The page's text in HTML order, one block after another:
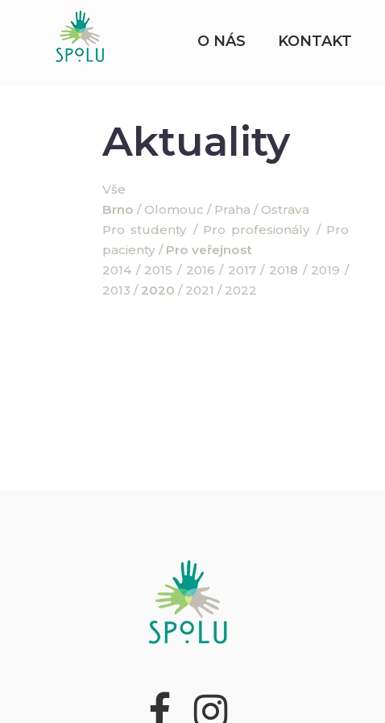
O NÁS KONTAKT
Aktuality
Vše
Brno / Olomouc / Praha / Ostrava
Pro studenty / Pro profesionály / Pro
pacienty / Pro veřejnost
2014 / 2015 / 2016 / 2017/ 2018 / 2019 /
2013 / 2020 / 2021 / 2022